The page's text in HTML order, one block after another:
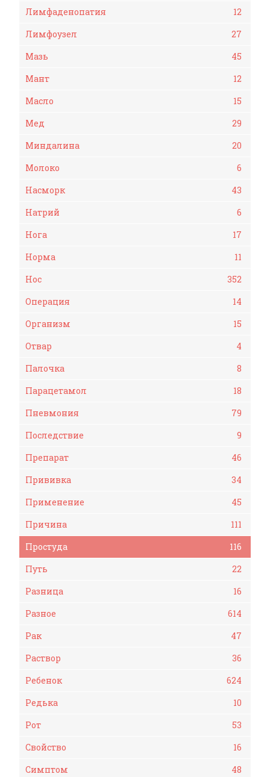
Лимфаденопатия
12
Лимфоузел
27
Мазь
45
Мант
12
Масло
15
Мед
29
Миндалина
20
Молоко
6
Насморк
43
Натрий
6
Нога
17
Норма
11
Нос
352
Операция
14
Организм
15
Отвар
4
Палочка
8
Парацетамол
18
Пневмония
79
Последствие
9
Препарат
46
Прививка
34
Применение
45
Причина
111
Простуда
116
Путь
22
Разница
16
Разное
614
Рак
47
Раствор
36
Ребенок
624
Редька
10
Рот
53
Свойство
16
Симптом
48